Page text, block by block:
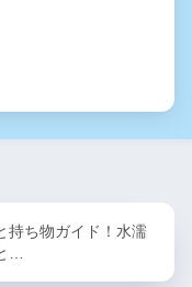
持ち物ガイド！水濡
…